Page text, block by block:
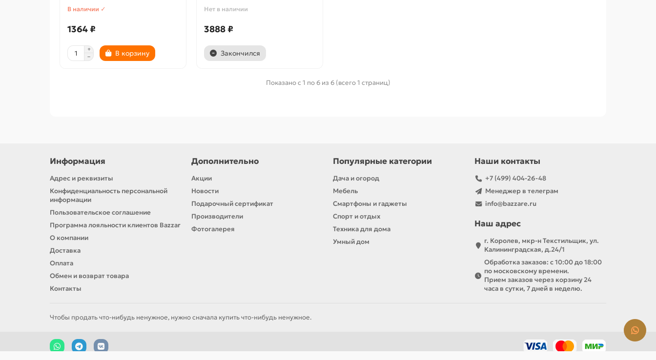
В наличии ✓
1364 ₽
В корзину
Нет в наличии
3888 ₽
Закончился
Показано с 1 по 6 из 6 (всего 1 страниц)
Информация
Адрес и реквизиты
Конфиденциальность персональной
информации
Пользовательское соглашение
Программа лояльности клиентов Bazzar
О компании
Доставка
Оплата
Обмен и возврат товара
Контакты
Дополнительно
Акции
Новости
Подарочный сертификат
Производители
Фотогалерея
Популярные категории
Дача и огород
Мебель
Смартфоны и гаджеты
Спорт и отдых
Техника для дома
Умный дом
Наши контакты
+7 (499) 404-26-48
Менеджер в телеграм
info@bazzare.ru
Наш адрес
г. Королев, мкр-н Текстильщик, ул.
Калининградская, д.24/1
Обработка заказов: с 10:00 до 18:00
по московскому времени.
Прием заказов через корзину 24
часа в сутки, 7 дней в неделю.
Чтобы продать что-нибудь ненужное, нужно сначала купить что-нибудь ненужное.